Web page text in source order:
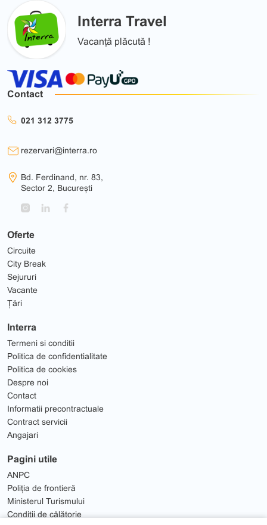
Interra Travel
Vacanță plăcută !
Oferte
Circuite
City Break
Sejururi
Vacante
Țări
Interra
Termeni si conditii
Politica de confidentialitate
Politica de cookies
Despre noi
Contact
Informatii precontractuale
Contract servicii
Angajari
Pagini utile
ANPC
Poliția de frontieră
Ministerul Turismului
Condiții de călătorie
Contact
021 312 3775
rezervari@interra.ro
Bd. Ferdinand, nr. 83,
Sector 2, București